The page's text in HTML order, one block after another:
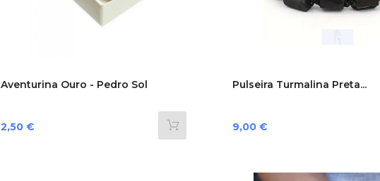
Aventurina Ouro - Pedro Sol
Preço
2,50 €
Pulseira Turmalina Preta...
Preço
9,00 €